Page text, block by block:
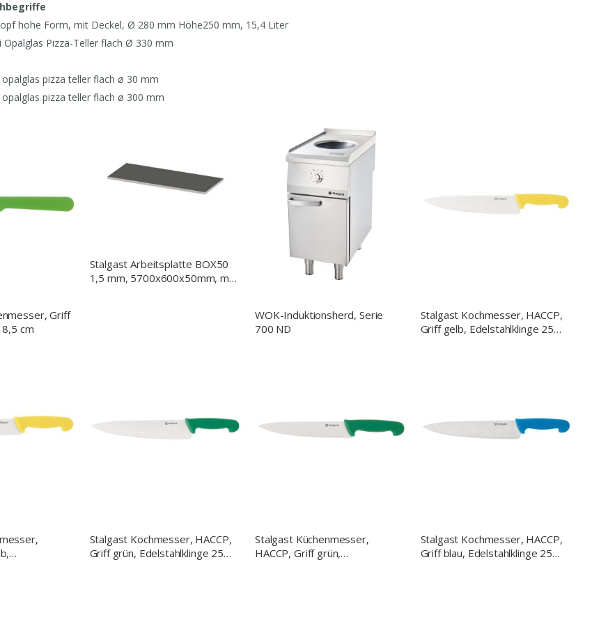
hohe Form, mit Deckel, Ø 280 mm Höhe250 mm, 15,4 Liter
Pizza-Teller flach Ø 330 mm
pizza teller flach ø 30 mm
pizza teller flach ø 300 mm
Griff
8,5 cm
Stalgast Arbeitsplatte BOX50
1,5 mm, 5700x600x50mm, mit
WOK-Induktionsherd, Serie
700 ND
Stalgast Kochmesser, HACCP,
Griff gelb, Edelstahlklinge 25
Stalgast Kochmesser, HACCP,
Griff grün, Edelstahlklinge 25
Stalgast Küchenmesser,
HACCP, Griff grün,
Stalgast Kochmesser, HACCP,
Griff blau, Edelstahlklinge 25